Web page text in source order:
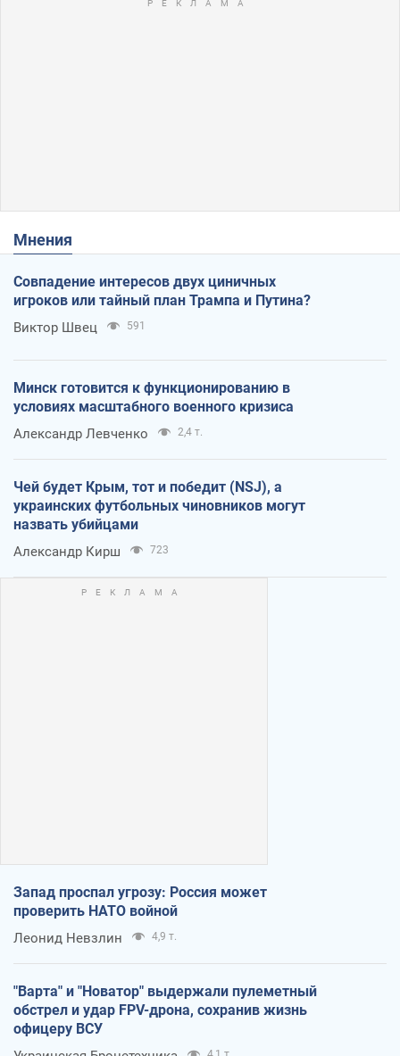
Мнения
Совпадение интересов двух циничных
игроков или тайный план Трампа и Путина?
Виктор Швец 591
Минск готовится к функционированию в
условиях масштабного военного кризиса
Александр Левченко 2,4 т.
Чей будет Крым, тот и победит (NSJ), а
украинских футбольных чиновников могут
назвать убийцами
Александр Кирш 723
Запад проспал угрозу: Россия может
проверить НАТО войной
Леонид Невзлин 4,9 т.
"Варта" и "Новатор" выдержали пулеметный
обстрел и удар FPV-дрона, сохранив жизнь
офицеру ВСУ